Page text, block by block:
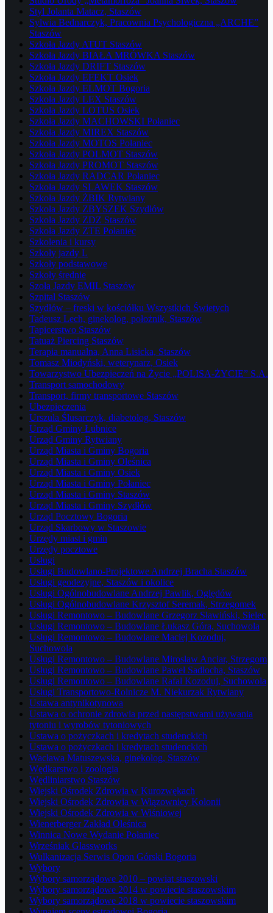
Styl Jolanta Matacz, Staszów
Sylwia Bednarczyk, Pracownia Psychologiczna „ARCHE”
Staszów
Szkoła Jazdy ATUT Staszów
Szkoła Jazdy BIAŁA MRÓWKA Staszów
Szkoła Jazdy DRIFT Staszów
Szkoła Jazdy EFEKT Osiek
Szkoła Jazdy ELMOT Bogoria
Szkoła Jazdy LEX Staszów
Szkoła Jazdy LOTUS Osiek
Szkoła Jazdy MACHOWSKI Połaniec
Szkoła Jazdy MIREX Staszów
Szkoła Jazdy MOTOS Połaniec
Szkoła Jazdy POLMOT Staszów
Szkoła Jazdy PROMOT Staszów
Szkoła Jazdy RADCAR Połaniec
Szkoła Jazdy SLAWEK Staszów
Szkoła Jazdy ŻBIK Rytwiany
Szkoła Jazdy ZBYSZEK Szydłów
Szkoła Jazdy ZDZ Staszów
Szkoła Jazdy ZTE Połaniec
Szkolenia i kursy
Szkoły jazdy L
Szkoły podstawowe
Szkoły średnie
Szoła Jazdy EMIL Staszów
Szpital Staszów
Szydłów – freski w kościółku Wszystkich Świetych
Tadeusz Lech, ginekolog, położnik, Staszów
Tapicerstwo Staszów
Tatuaż Piercing Staszów
Terapia manualna, Anna Lisicka, Staszów
Tomasz Miodyński, weterynarz, Osiek
Towarzystwo Ubezpieczeń na Życie „POLISA-ŻYCIE” S.A.
Transport samochodowy
Transport, firmy transportowe Staszów
Ubezpieczenia
Urszula Ślusarczyk, diabetolog, Staszów
Urząd Gminy Łubnice
Urząd Gminy Rytwiany
Urząd Miasta i Gminy Bogoria
Urząd Miasta i Gminy Oleśnica
Urząd Miasta i Gminy Osiek
Urząd Miasta i Gminy Połaniec
Urząd Miasta i Gminy Staszów
Urząd Miasta i Gminy Szydłów
Urząd Pocztowy Bogoria
Urząd Skarbowy w Staszowie
Urzędy miast i gmin
Urzędy pocztowe
Usługi
Usługi Budowlano-Projektowe Andrzej Bracha Staszów
Usługi geodezyjne, Staszów i okolice
Usługi Ogólnobudowlane Andrzej Pawlik, Oględów
Usługi Ogólnobudowlane Krzysztof Seremak, Strzegomek
Usługi Remontowo – Budowlane Grzegorz Sławiński, Sielec
Usługi Remontowo – Budowlane Łukasz Góra, Suchowola
Usługi Remontowo – Budowlane Maciej Kozoduj,
Suchowola
Usługi Remontowo – Budowlane Mirosław Anciar, Strzegom
Usługi Remontowo – Budowlane Paweł Sadłocha, Staszów
Usługi Remontowo – Budowlane Rafał Kozoduj, Suchowola
Usługi Transportowo-Rolnicze M. Niekurzak Rytwiany
Ustawa antynikotynowa
Ustawa o ochronie zdrowia przed następstwami używania
tytoniu i wyrobów tytoniowych
Ustawa o pożyczkach i kredytach studenckich
Ustawa o pożyczkach i kredytach studenckich
Wacława Matuszewska, ginekolog, Staszów
Wędkarstwo i zoologia
Wędliniarstwo Staszów
Wiejski Ośrodek Zdrowia w Kurozwękach
Wiejski Ośrodek Zdrowia w Wiązownicy Kolonii
Wiejski Ośrodek Zdrowia w Wiśniowej
Wienerberger Zakład Oleśnica
Winnica Nowe Wydanie Połaniec
Wrześniak Glassworks
Wulkanizacja Serwis Opon Górski Bogoria
Wybory
Wybory samorządowe 2010 – powiat staszowski
Wybory samorządowe 2014 w powiecie staszowskim
Wybory samorządowe 2018 w powiecie staszowskim